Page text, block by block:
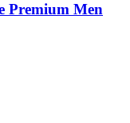
Premium Men